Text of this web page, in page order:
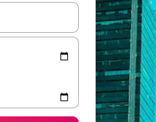
disponíveis, explore-os usando as seta